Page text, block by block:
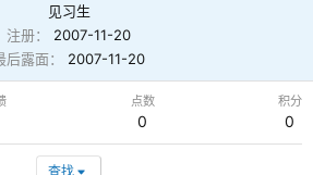
见习生
注册
2007-11-20
后露面
2007-11-20
点数
0
积分
0
查找